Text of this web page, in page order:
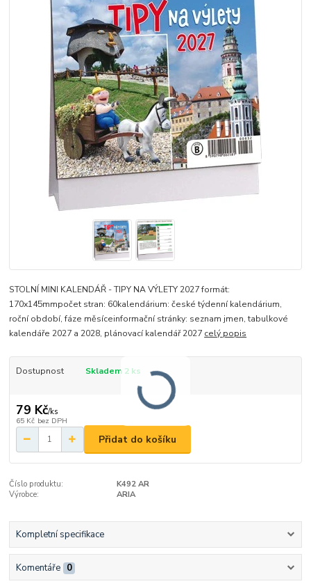
STOLNÍ MINI KALENDÁŘ - TIPY NA VÝLETY 2027 formát:
170x145mmpočet stran: 60kalendárium: české týdenní kalendárium,
roční období, fáze měsíceinformační stránky: seznam jmen, tabulkové
kalendáře 2027 a 2028, plánovací kalendář 2027 celý popis
Dostupnost Skladem 2 ks
79 Kč/ks
65 Kč bez DPH
Přidat do košíku
Číslo produktu:
K492 AR
Výrobce:
ARIA
Kompletní specifikace
Komentáře 0